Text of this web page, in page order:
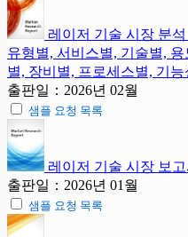
레이저 기술 시장 분
유형별, 서비스별, 기술별,
별, 장비별, 프로세스별, 기능
출판일：2026년 02월
샘플 요청 목록
레이저 기술 시장 보
출판일：2026년 01월
샘플 요청 목록